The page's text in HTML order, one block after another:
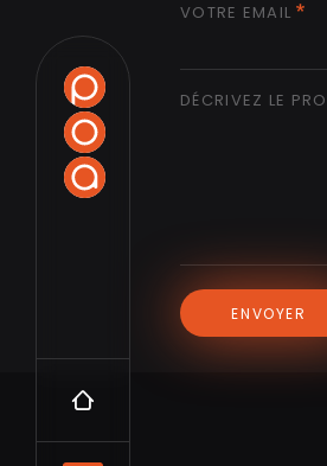
VOTRE EMAIL
DÉCRIVEZ LE
ENVOYER